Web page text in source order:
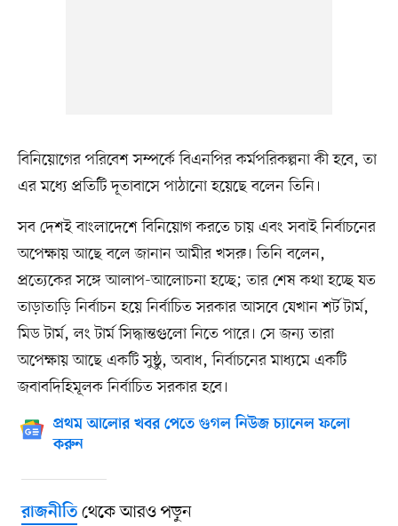
বিনিয়োগের পরিবেশ সম্পর্কে বিএনপির কর্মপরিকল্পনা কী হবে, তা
এর মধ্যে প্রতিটি দূতাবাসে পাঠানো হয়েছে বলেন তিনি।
সব দেশই বাংলাদেশে বিনিয়োগ করতে চায় এবং সবাই নির্বাচনের
অপেক্ষায় আছে বলে জানান আমীর খসরু। তিনি বলেন,
প্রত্যেকের সঙ্গে আলাপ-আলোচনা হচ্ছে; তার শেষ কথা হচ্ছে যত
তাড়াতাড়ি নির্বাচন হয়ে নির্বাচিত সরকার আসবে যেখান শর্ট টার্ম,
মিড টার্ম, লং টার্ম সিদ্ধান্তগুলো নিতে পারে। সে জন্য তারা
অপেক্ষায় আছে একটি সুষ্ঠু, অবাধ, নির্বাচনের মাধ্যমে একটি
জবাবদিহিমূলক নির্বাচিত সরকার হবে।
প্রথম আলোর খবর পেতে গুগল নিউজ চ্যানেল ফলো
করুন
রাজনীতিথেকে আরও পড়ুন